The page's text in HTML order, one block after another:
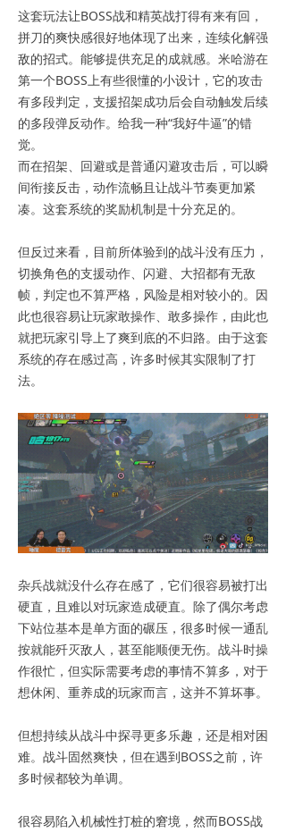
这套玩法让BOSS战和精英战打得有来有回，
拼刀的爽快感很好地体现了出来，连续化解强
敌的招式。能够提供充足的成就感。米哈游在
第一个BOSS上有些很懂的小设计，它的攻击
有多段判定，支援招架成功后会自动触发后续
的多段弹反动作。给我一种“我好牛逼”的错
觉。
而在招架、回避或是普通闪避攻击后，可以瞬
间衔接反击，动作流畅且让战斗节奏更加紧
凑。这套系统的奖励机制是十分充足的。
但反过来看，目前所体验到的战斗没有压力，
切换角色的支援动作、闪避、大招都有无敌
帧，判定也不算严格，风险是相对较小的。因
此也很容易让玩家敢操作、敢多操作，由此也
就把玩家引导上了爽到底的不归路。由于这套
系统的存在感过高，许多时候其实限制了打
法。
杂兵战就没什么存在感了，它们很容易被打出
硬直，且难以对玩家造成硬直。除了偶尔考虑
下站位基本是单方面的碾压，很多时候一通乱
按就能歼灭敌人，甚至能顺便无伤。战斗时操
作很忙，但实际需要考虑的事情不算多，对于
想休闲、重养成的玩家而言，这并不算坏事。
但想持续从战斗中探寻更多乐趣，还是相对困
难。战斗固然爽快，但在遇到BOSS之前，许
多时候都较为单调。
很容易陷入机械性打桩的窘境，然而BOSS战